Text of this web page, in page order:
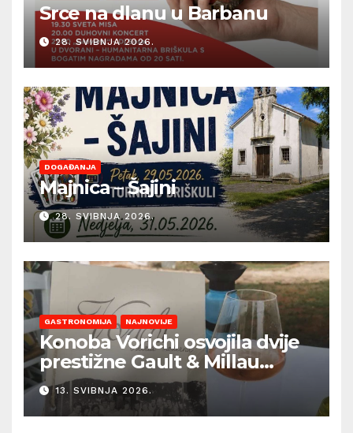
Srce na dlanu u Barbanu
28. SVIBNJA 2026.
DOGAĐANJA
Majnica – Šajini
28. SVIBNJA 2026.
GASTRONOMIJA NAJNOVIJE
Konoba Vorichi osvojila dvije
prestižne Gault & Millau
kapice
13. SVIBNJA 2026.